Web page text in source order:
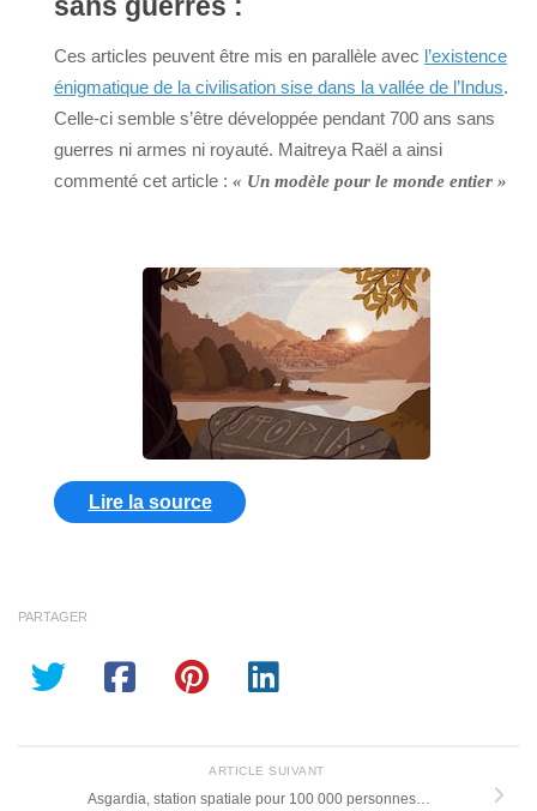
sans guerres :
Ces articles peuvent être mis en parallèle avec l’existence
énigmatique de la civilisation sise dans la vallée de l’Indus.
Celle-ci semble s’être développée pendant 700 ans sans
guerres ni armes ni royauté. Maitreya Raël a ainsi
commenté cet article : « Un modèle pour le monde entier »
Lire la source
PARTAGER
ARTICLE SUIVANT
Asgardia, station spatiale pour 100 000 personnes…